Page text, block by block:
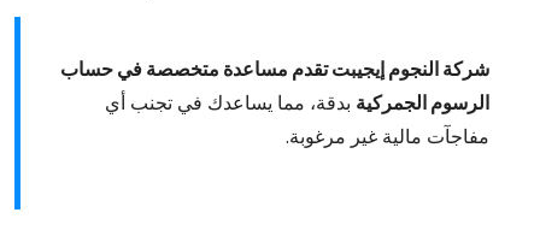
شركة النجوم إيجيبت تقدم مساعدة متخصصة في حساب
الرسوم الجمركية بدقة، مما يساعدك في تجنب أي
مفاجآت مالية غير مرغوبة.